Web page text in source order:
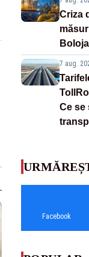
Criza
7 aug.
Ce se
Facebook